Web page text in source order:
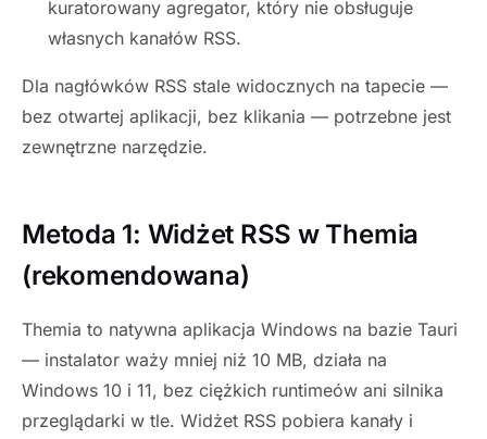
kuratorowany agregator, który nie obsługuje
własnych kanałów RSS.
Dla nagłówków RSS stale widocznych na tapecie —
bez otwartej aplikacji, bez klikania — potrzebne jest
zewnętrzne narzędzie.
Metoda 1: Widżet RSS w Themia
(rekomendowana)
Themia to natywna aplikacja Windows na bazie Tauri
— instalator waży mniej niż 10 MB, działa na
Windows 10 i 11, bez ciężkich runtimeów ani silnika
przeglądarki w tle. Widżet RSS pobiera kanały i